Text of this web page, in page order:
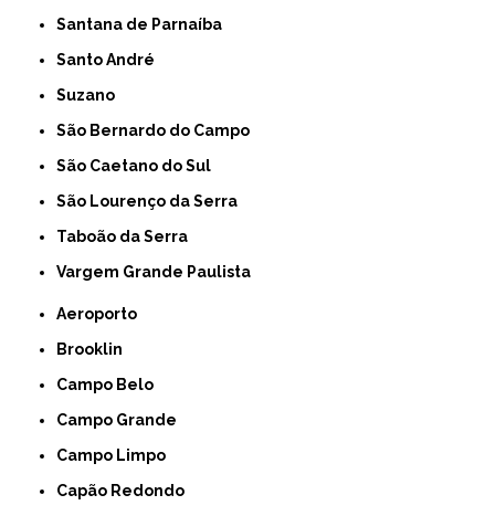
Santana de Parnaíba
Santo André
Suzano
São Bernardo do Campo
São Caetano do Sul
São Lourenço da Serra
Taboão da Serra
Vargem Grande Paulista
Aeroporto
Brooklin
Campo Belo
Campo Grande
Campo Limpo
Capão Redondo